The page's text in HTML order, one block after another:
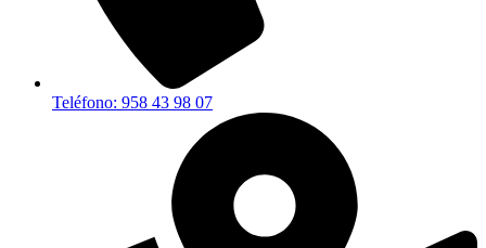
Teléfono: 958 43 98 07